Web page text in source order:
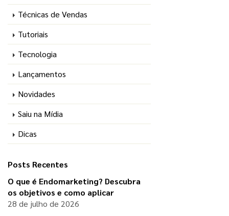
Técnicas de Vendas
Tutoriais
Tecnologia
Lançamentos
Novidades
Saiu na Mídia
Dicas
Posts Recentes
O que é Endomarketing? Descubra
os objetivos e como aplicar
28 de julho de 2026